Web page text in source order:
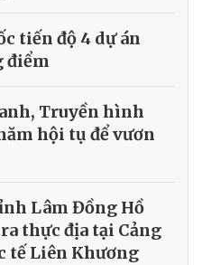
tiến độ 4 dự án
điểm
Truyền hình
hội tụ để vươn
Lâm Đồng Hồ
thực địa tại Cảng
tế Liên Khương